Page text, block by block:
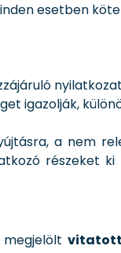
esetben
igazolják,
a nem
részeket ki
megjelölt